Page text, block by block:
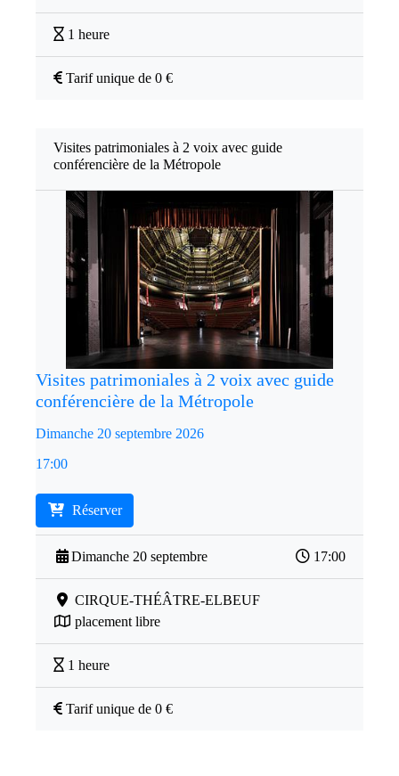
1 heure
Tarif unique de 0 €
Visites patrimoniales à 2 voix avec guide
conférencière de la Métropole
Visites patrimoniales à 2 voix avec guide
conférencière de la Métropole
Dimanche 20 septembre 2026
17:00
Réserver
Dimanche 20 septembre 17:00
CIRQUE-THÉÂTRE-ELBEUF
placement libre
1 heure
Tarif unique de 0 €